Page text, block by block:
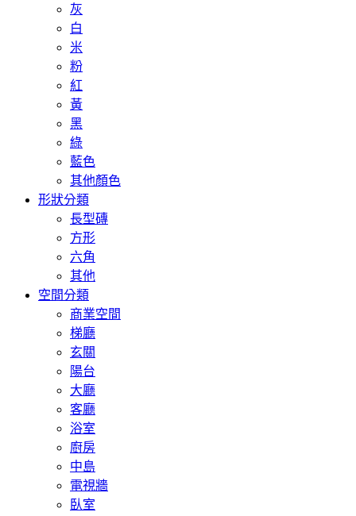
灰
白
米
粉
紅
黃
黑
綠
藍色
其他顏色
形狀分類
長型磚
方形
六角
其他
空間分類
商業空間
梯廳
玄關
陽台
大廳
客廳
浴室
廚房
中島
電視牆
臥室